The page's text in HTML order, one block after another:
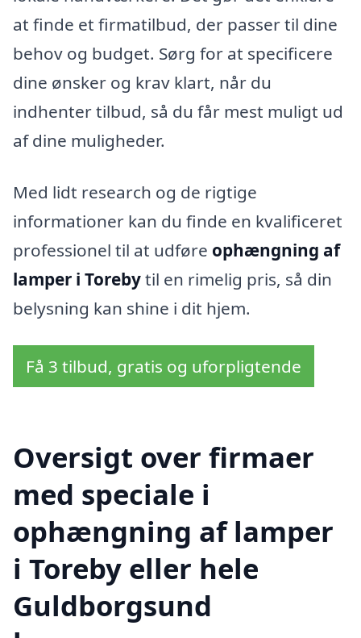
at finde et firmatilbud, der passer til dine
behov og budget. Sørg for at specificere
dine ønsker og krav klart, når du
indhenter tilbud, så du får mest muligt ud
af dine muligheder.
Med lidt research og de rigtige
informationer kan du finde en kvalificeret
professionel til at udføre ophængning af
lamper i Torebytil en rimelig pris, så din
belysning kan shine i dit hjem.
Få 3 tilbud, gratis og uforpligtende
Oversigt over firmaer
med speciale i
ophængning af lamper
i Toreby eller hele
Guldborgsund